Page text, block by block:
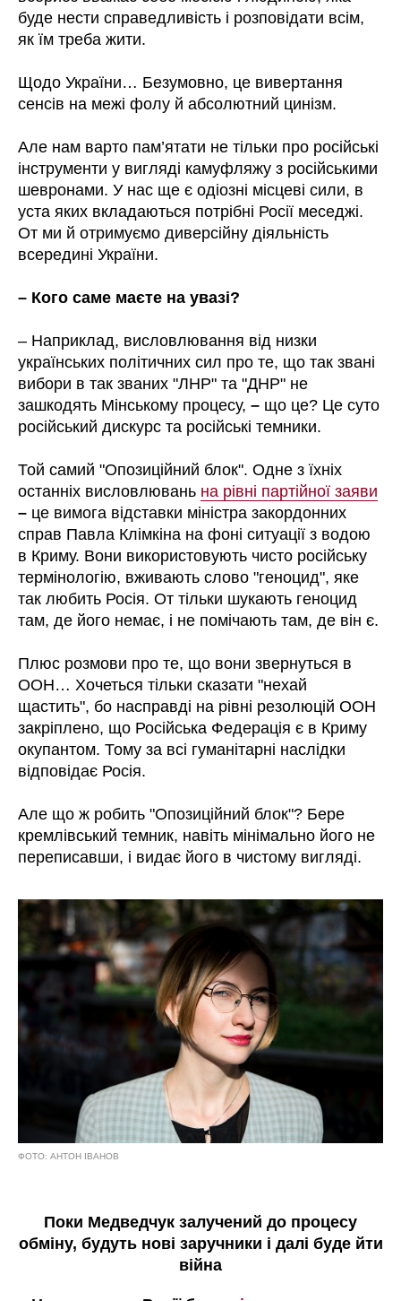
буде нести справедливість і розповідати всім,
як їм треба жити.
Щодо України… Безумовно, це вивертання
сенсів на межі фолу й абсолютний цинізм.
Але нам варто пам’ятати не тільки про російські
інструменти у вигляді камуфляжу з російськими
шевронами. У нас ще є одіозні місцеві сили, в
уста яких вкладаються потрібні Росії меседжі.
От ми й отримуємо диверсійну діяльність
всередині України.
– Кого саме маєте на увазі?
– Наприклад, висловлювання від низки
українських політичних сил про те, що так звані
вибори в так званих "ЛНР" та "ДНР" не
зашкодять Мінському процесу,– що це? Це суто
російський дискурс та російські темники.
Той самий "Опозиційний блок". Одне з їхніх
останніх висловлювань на рівні партійної заяви
– це вимога відставки міністра закордонних
справ Павла Клімкіна на фоні ситуації з водою
в Криму. Вони використовують чисто російську
термінологію, вживають слово "геноцид", яке
так любить Росія. От тільки шукають геноцид
там, де його немає, і не помічають там, де він є.
Плюс розмови про те, що вони звернуться в
ООН… Хочеться тільки сказати "нехай
щастить", бо насправді на рівні резолюцій ООН
закріплено, що Російська Федерація є в Криму
окупантом. Тому за всі гуманітарні наслідки
відповідає Росія.
Але що ж робить "Опозиційний блок"? Бере
кремлівський темник, навіть мінімально його не
переписавши, і видає його в чистому вигляді.
ФОТО: АНТОН ІВАНОВ
Поки Медведчук залучений до процесу
обміну, будуть нові заручники і далі буде йти
війна